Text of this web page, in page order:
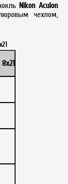
Nikon Aculon
чехлом,